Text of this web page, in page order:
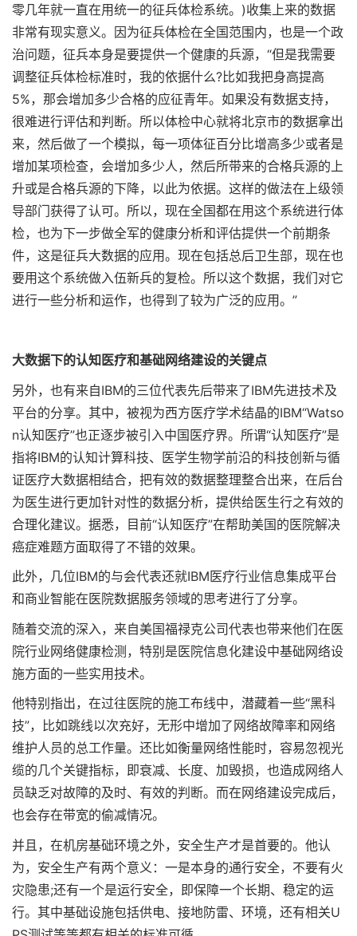
零几年就一直在用统一的征兵体检系统。)收集上来的数据
非常有现实意义。因为征兵体检在全国范围内，也是一个政
治问题，征兵本身是要提供一个健康的兵源，“但是我需要
调整征兵体检标准时，我的依据什么?比如我把身高提高
5%，那会增加多少合格的应征青年。如果没有数据支持，
很难进行评估和判断。所以体检中心就将北京市的数据拿出
来，然后做了一个模拟，每一项体征百分比增高多少或者是
增加某项检查，会增加多少人，然后所带来的合格兵源的上
升或是合格兵源的下降，以此为依据。这样的做法在上级领
导部门获得了认可。所以，现在全国都在用这个系统进行体
检，也为下一步做全军的健康分析和评估提供一个前期条
件，这是征兵大数据的应用。现在包括总后卫生部，现在也
要用这个系统做入伍新兵的复检。所以这个数据，我们对它
进行一些分析和运作，也得到了较为广泛的应用。”
大数据下的认知医疗和基础网络建设的关键点
另外，也有来自IBM的三位代表先后带来了IBM先进技术及
平台的分享。其中，被视为西方医疗学术结晶的IBM“Watso
n认知医疗”也正逐步被引入中国医疗界。所谓“认知医疗”是
指将IBM的认知计算科技、医学生物学前沿的科技创新与循
证医疗大数据相结合，把有效的数据整理整合出来，在后台
为医生进行更加针对性的数据分析，提供给医生行之有效的
合理化建议。据悉，目前“认知医疗”在帮助美国的医院解决
癌症难题方面取得了不错的效果。
此外，几位IBM的与会代表还就IBM医疗行业信息集成平台
和商业智能在医院数据服务领域的思考进行了分享。
随着交流的深入，来自美国福禄克公司代表也带来他们在医
院行业网络健康检测，特别是医院信息化建设中基础网络设
施方面的一些实用技术。
他特别指出，在过往医院的施工布线中，潜藏着一些“黑科
技”，比如跳线以次充好，无形中增加了网络故障率和网络
维护人员的总工作量。还比如衡量网络性能时，容易忽视光
缆的几个关键指标，即衰减、长度、加毁损，也造成网络人
员缺乏对故障的及时、有效的判断。而在网络建设完成后，
也会存在带宽的偷减情况。
并且，在机房基础环境之外，安全生产才是首要的。他认
为，安全生产有两个意义：一是本身的通行安全，不要有火
灾隐患;还有一个是运行安全，即保障一个长期、稳定的运
行。其中基础设施包括供电、接地防雷、环境，还有相关U